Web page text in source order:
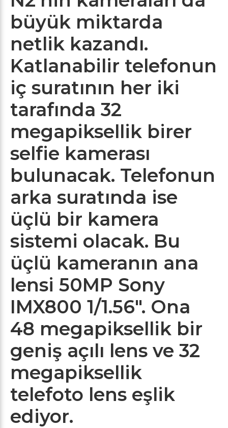
büyük miktarda
netlik kazandı.
Katlanabilir telefonun
iç suratının her iki
tarafında 32
megapiksellik birer
selfie kamerası
bulunacak. Telefonun
arka suratında ise
üçlü bir kamera
sistemi olacak. Bu
üçlü kameranın ana
lensi 50MP Sony
IMX800 1/1.56″. Ona
48 megapiksellik bir
geniş açılı lens ve 32
megapiksellik
telefoto lens eşlik
ediyor.